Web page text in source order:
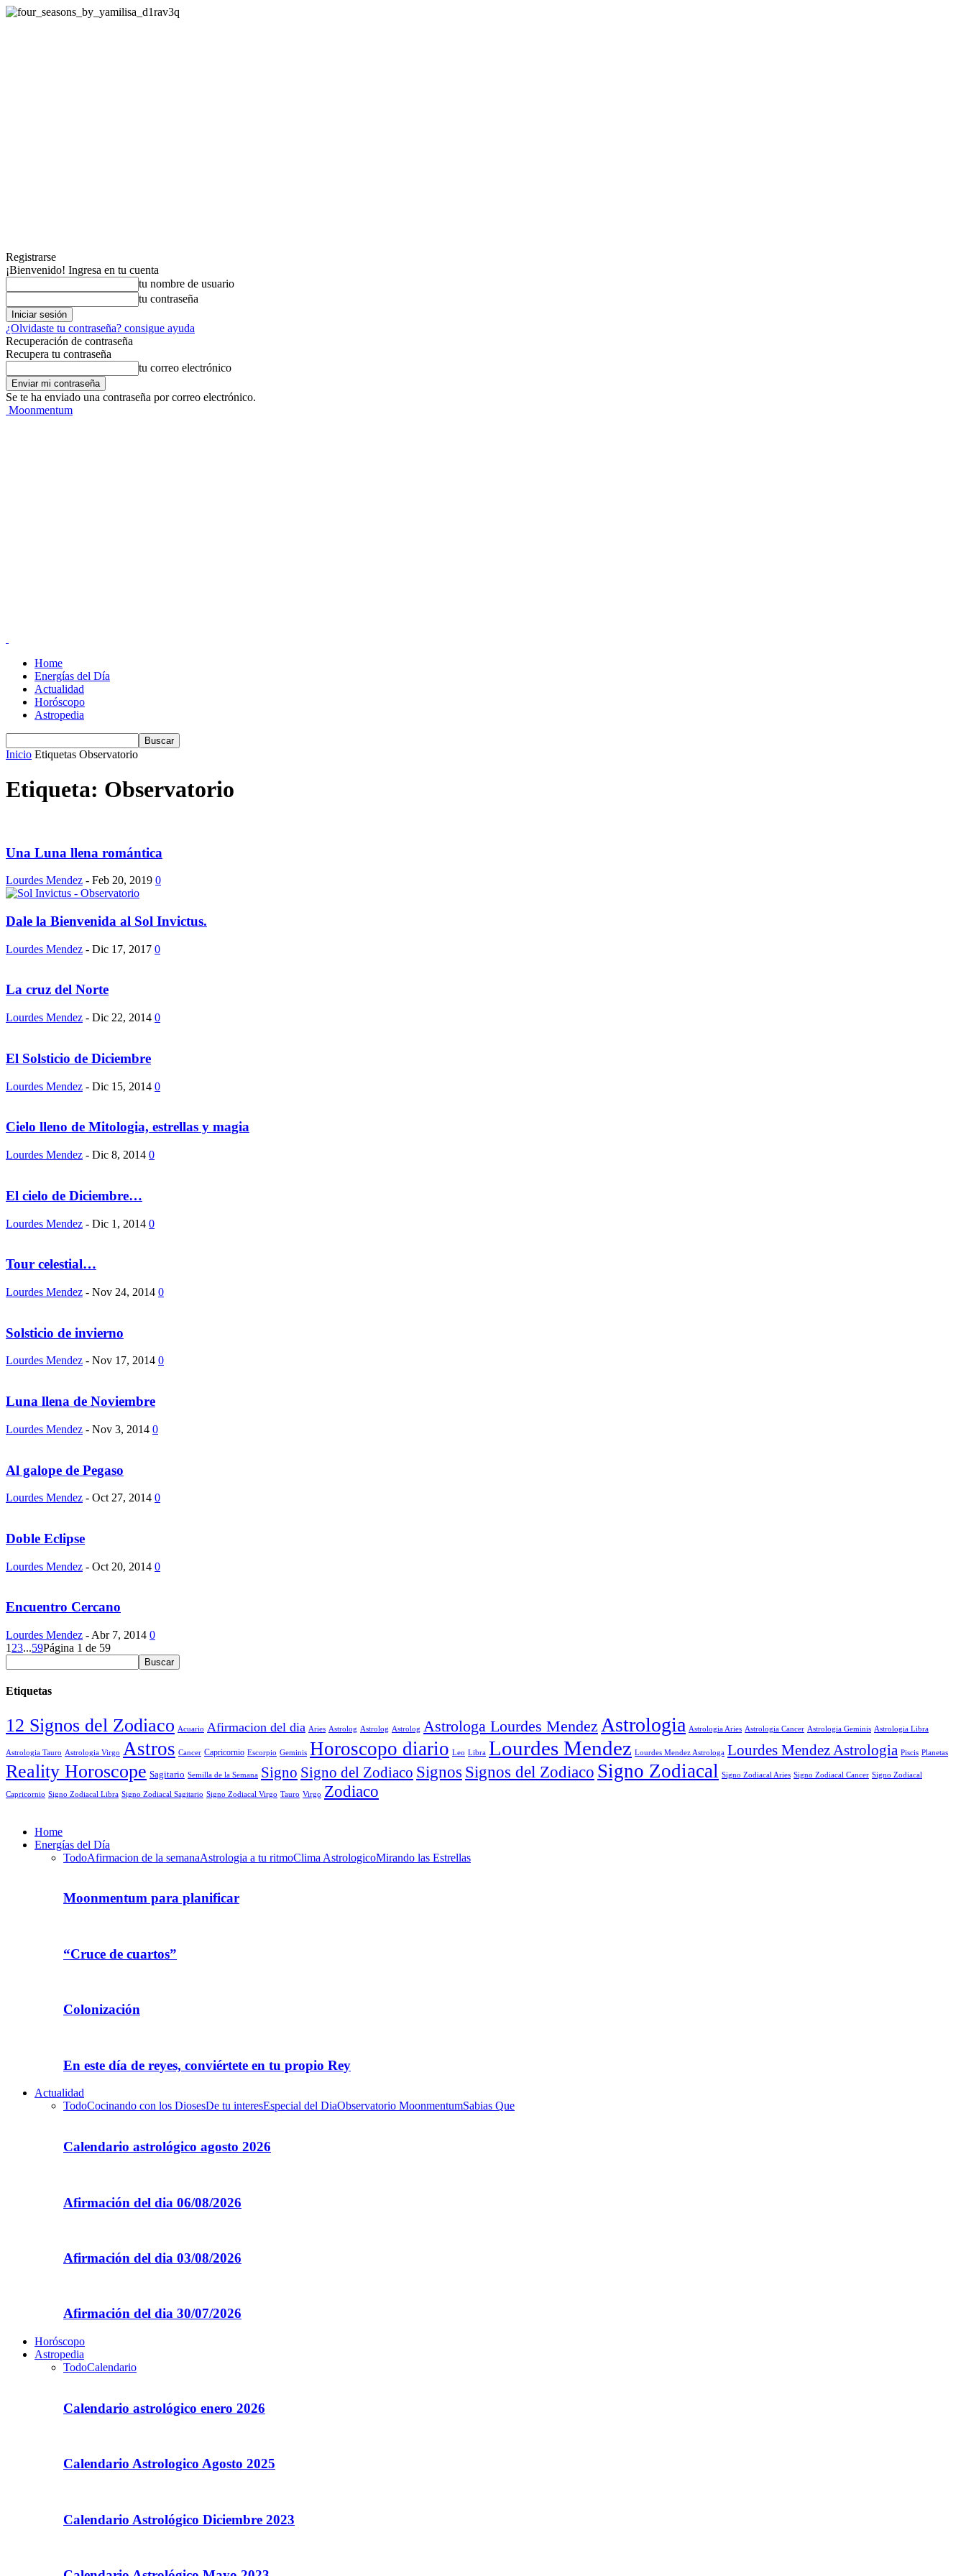
Registrarse
¡Bienvenido! Ingresa en tu cuenta
tu nombre de usuario
tu contraseña
¿Olvidaste tu contraseña? consigue ayuda
Recuperación de contraseña
Recupera tu contraseña
tu correo electrónico
Se te ha enviado una contraseña por correo electrónico.
Moonmentum
Home
Energías del Día
Actualidad
Horóscopo
Astropedia
Inicio Etiquetas Observatorio
Etiqueta: Observatorio
Una Luna llena romántica
Lourdes Mendez - Feb 20, 2019 0
Dale la Bienvenida al Sol Invictus.
Lourdes Mendez - Dic 17, 2017 0
La cruz del Norte
Lourdes Mendez - Dic 22, 2014 0
El Solsticio de Diciembre
Lourdes Mendez - Dic 15, 2014 0
Cielo lleno de Mitologia, estrellas y magia
Lourdes Mendez - Dic 8, 2014 0
El cielo de Diciembre…
Lourdes Mendez - Dic 1, 2014 0
Tour celestial…
Lourdes Mendez - Nov 24, 2014 0
Solsticio de invierno
Lourdes Mendez - Nov 17, 2014 0
Luna llena de Noviembre
Lourdes Mendez - Nov 3, 2014 0
Al galope de Pegaso
Lourdes Mendez - Oct 27, 2014 0
Doble Eclipse
Lourdes Mendez - Oct 20, 2014 0
Encuentro Cercano
Lourdes Mendez - Abr 7, 2014 0
1 23...59Página 1 de 59
Etiquetas
12 Signos del Zodiaco Acuario Afirmacion del dia Aries Astrolog Astrolog Astrolog Astrologa Lourdes Mendez Astrologia Astrologia Aries Astrologia Cancer Astrologia Geminis Astrologia Libra
Astrologia Tauro Astrologia Virgo Astros Cancer Capricornio Escorpio Geminis Horoscopo diario Leo Libra Lourdes Mendez Lourdes Mendez Astrologa Lourdes Mendez Astrologia Piscis Planetas
Reality Horoscope Sagitario Semilla de la Semana Signo Signo del Zodiaco Signos Signos del Zodiaco Signo Zodiacal Signo Zodiacal Aries Signo Zodiacal Cancer Signo Zodiacal
Capricornio Signo Zodiacal Libra Signo Zodiacal Sagitario Signo Zodiacal Virgo Tauro Virgo Zodiaco
Home
Energías del Día
TodoAfirmacion de la semanaAstrologia a tu ritmoClima AstrologicoMirando las Estrellas
Moonmentum para planificar
“Cruce de cuartos”
Colonización
En este día de reyes, conviértete en tu propio Rey
Actualidad
TodoCocinando con los DiosesDe tu interesEspecial del DiaObservatorio MoonmentumSabias Que
Calendario astrológico agosto 2026
Afirmación del dia 06/08/2026
Afirmación del dia 03/08/2026
Afirmación del dia 30/07/2026
Horóscopo
Astropedia
TodoCalendario
Calendario astrológico enero 2026
Calendario Astrologico Agosto 2025
Calendario Astrológico Diciembre 2023